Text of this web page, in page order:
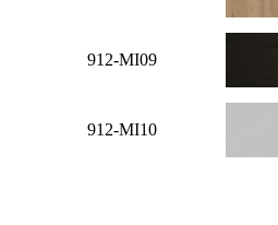
912-MI09
912-MI10